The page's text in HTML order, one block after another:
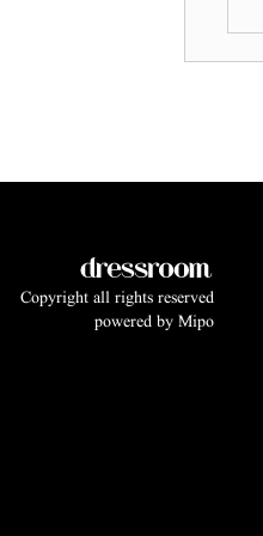
Copyright all rights reserved
powered by Mipo